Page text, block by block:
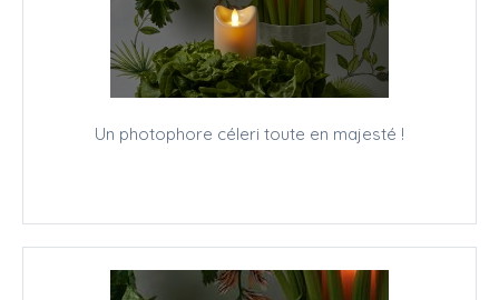
Un photophore céleri toute en majesté !